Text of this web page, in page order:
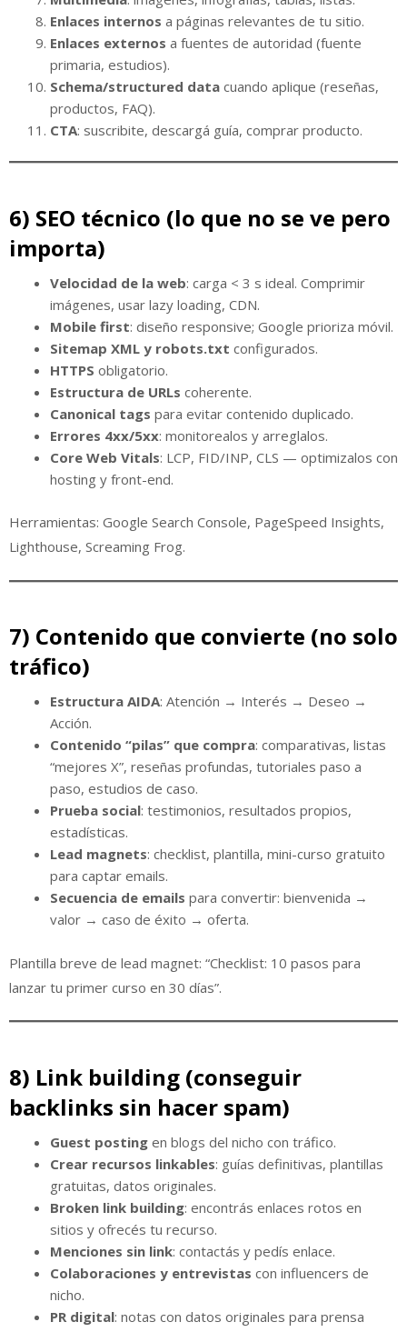
Enlaces internos a páginas relevantes de tu sitio.
Enlaces externos a fuentes de autoridad (fuente
primaria, estudios).
Schema/structured data cuando aplique (reseñas,
productos, FAQ).
CTA: suscribite, descargá guía, comprar producto.
6) SEO técnico (lo que no se ve pero
importa)
Velocidad de la web: carga < 3 s ideal. Comprimir
imágenes, usar lazy loading, CDN.
Mobile first: diseño responsive; Google prioriza móvil.
Sitemap XML y robots.txt configurados.
HTTPS obligatorio.
Estructura de URLs coherente.
Canonical tags para evitar contenido duplicado.
Errores 4xx/5xx: monitorealos y arreglalos.
Core Web Vitals: LCP, FID/INP, CLS — optimizalos con
hosting y front-end.
Herramientas: Google Search Console, PageSpeed Insights,
Lighthouse, Screaming Frog.
7) Contenido que convierte (no solo
tráfico)
Estructura AIDA: Atención → Interés → Deseo →
Acción.
Contenido “pilas” que compra: comparativas, listas
“mejores X”, reseñas profundas, tutoriales paso a
paso, estudios de caso.
Prueba social: testimonios, resultados propios,
estadísticas.
Lead magnets: checklist, plantilla, mini-curso gratuito
para captar emails.
Secuencia de emails para convertir: bienvenida →
valor → caso de éxito → oferta.
Plantilla breve de lead magnet: “Checklist: 10 pasos para
lanzar tu primer curso en 30 días”.
8) Link building (conseguir
backlinks sin hacer spam)
Guest posting en blogs del nicho con tráfico.
Crear recursos linkables: guías definitivas, plantillas
gratuitas, datos originales.
Broken link building: encontrás enlaces rotos en
sitios y ofrecés tu recurso.
Menciones sin link: contactás y pedís enlace.
Colaboraciones y entrevistas con influencers de
nicho.
PR digital: notas con datos originales para prensa